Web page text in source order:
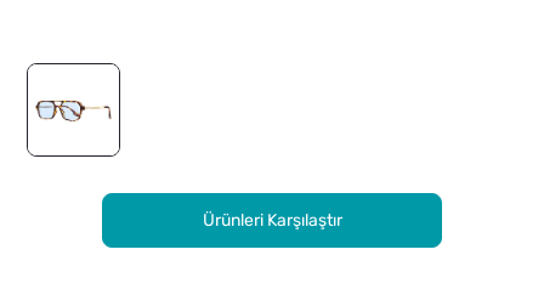
Ürünleri Karşılaştır